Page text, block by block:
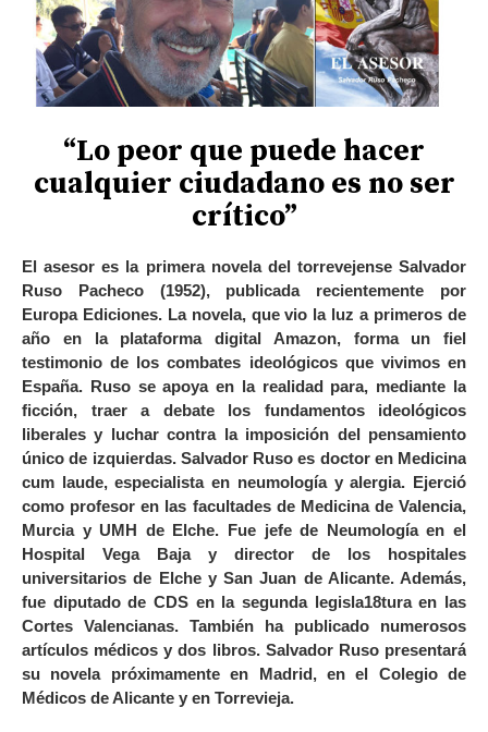
“Lo peor que puede hacer
cualquier ciudadano es no ser
crítico”
El asesor es la primera novela del torrevejense Salvador
Ruso Pacheco (1952), publicada recientemente por
Europa Ediciones. La novela, que vio la luz a primeros de
año en la plataforma digital Amazon, forma un fiel
testimonio de los combates ideológicos que vivimos en
España. Ruso se apoya en la realidad para, mediante la
ficción, traer a debate los fundamentos ideológicos
liberales y luchar contra la imposición del pensamiento
único de izquierdas. Salvador Ruso es doctor en Medicina
cum laude, especialista en neumología y alergia. Ejerció
como profesor en las facultades de Medicina de Valencia,
Murcia y UMH de Elche. Fue jefe de Neumología en el
Hospital Vega Baja y director de los hospitales
universitarios de Elche y San Juan de Alicante. Además,
fue diputado de CDS en la segunda legisla18tura en las
Cortes Valencianas. También ha publicado numerosos
artículos médicos y dos libros. Salvador Ruso presentará
su novela próximamente en Madrid, en el Colegio de
Médicos de Alicante y en Torrevieja.